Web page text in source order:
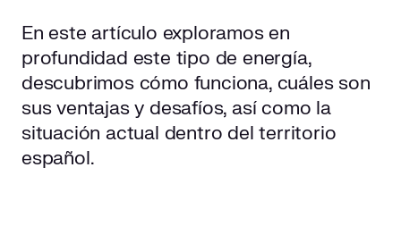
En este artículo exploramos en
profundidad este tipo de energía,
descubrimos cómo funciona, cuáles son
sus ventajas y desafíos, así como la
situación actual dentro del territorio
español.